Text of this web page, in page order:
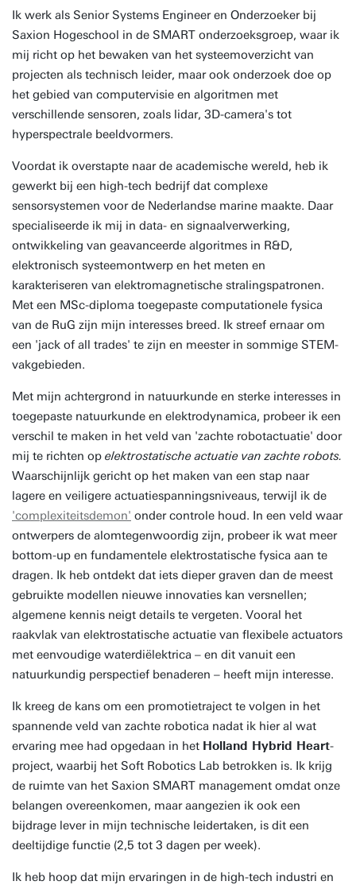
Ik werk als Senior Systems Engineer en Onderzoeker bij
Saxion Hogeschool in de SMART onderzoeksgroep, waar ik
mij richt op het bewaken van het systeemoverzicht van
projecten als technisch leider, maar ook onderzoek doe op
het gebied van computervisie en algoritmen met
verschillende sensoren, zoals lidar, 3D-camera's tot
hyperspectrale beeldvormers.
Voordat ik overstapte naar de academische wereld, heb ik
gewerkt bij een high-tech bedrijf dat complexe
sensorsystemen voor de Nederlandse marine maakte. Daar
specialiseerde ik mij in data- en signaalverwerking,
ontwikkeling van geavanceerde algoritmes in R&D,
elektronisch systeemontwerp en het meten en
karakteriseren van elektromagnetische stralingspatronen.
Met een MSc-diploma toegepaste computationele fysica
van de RuG zijn mijn interesses breed. Ik streef ernaar om
een 'jack of all trades' te zijn en meester in sommige STEM-
vakgebieden.
Met mijn achtergrond in natuurkunde en sterke interesses in
toegepaste natuurkunde en elektrodynamica, probeer ik een
verschil te maken in het veld van 'zachte robotactuatie' door
mij te richten op elektrostatische actuatie van zachte robots.
Waarschijnlijk gericht op het maken van een stap naar
lagere en veiligere actuatiespanningsniveaus, terwijl ik de
'complexiteitsdemon' onder controle houd. In een veld waar
ontwerpers de alomtegenwoordig zijn, probeer ik wat meer
bottom-up en fundamentele elektrostatische fysica aan te
dragen. Ik heb ontdekt dat iets dieper graven dan de meest
gebruikte modellen nieuwe innovaties kan versnellen;
algemene kennis neigt details te vergeten. Vooral het
raakvlak van elektrostatische actuatie van flexibele actuators
met eenvoudige waterdiëlektrica – en dit vanuit een
natuurkundig perspectief benaderen – heeft mijn interesse.
Ik kreeg de kans om een promotietraject te volgen in het
spannende veld van zachte robotica nadat ik hier al wat
ervaring mee had opgedaan in het Holland Hybrid Heart-
project, waarbij het Soft Robotics Lab betrokken is. Ik krijg
de ruimte van het Saxion SMART management omdat onze
belangen overeenkomen, maar aangezien ik ook een
bijdrage lever in mijn technische leidertaken, is dit een
deeltijdige functie (2,5 tot 3 dagen per week).
Ik heb hoop dat mijn ervaringen in de high-tech industri en